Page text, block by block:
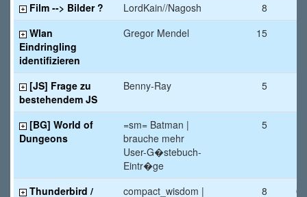
Film --> Bilder ? LordKain//Nagosh 8
Wlan
Eindringling
identifizieren
Gregor Mendel 15
[JS] Frage zu
bestehendem JS
Benny-Ray 5
[BG] World of
Dungeons
=sm= Batman |
brauche mehr
User-G�stebuch-
Eintr�ge
5
Thunderbird /
compact_wisdom |
8